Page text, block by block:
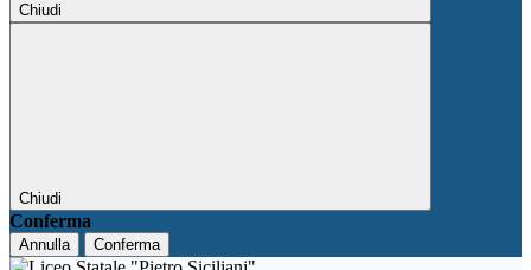
Chiudi
Chiudi
Conferma
Annulla Conferma